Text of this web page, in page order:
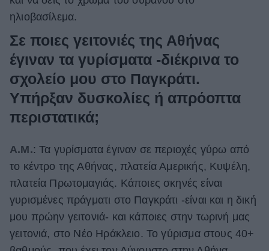
ηλιοβασίλεμα.
Σε ποιες γειτονιές της Αθήνας
έγιναν τα γυρίσματα -διέκρινα το
σχολείο μου στο Παγκράτι.
Υπήρξαν δυσκολίες ή απρόοπτα
περιστατικά;
Α.Μ.: Τα γυρίσματα έγιναν σε περιοχές γύρω από
το κέντρο της Αθήνας, πλατεία Αμερικής, Κυψέλη,
πλατεία Πρωτομαγιάς. Κάποιες σκηνές είναι
γυρισμένες πράγματι στο Παγκράτι -είναι και η δική
μου πρώην γειτονιά- και κάποιες στην τωρινή μας
γειτονιά, στο Νέο Ηράκλειο. Το γύρισμα στους 40+